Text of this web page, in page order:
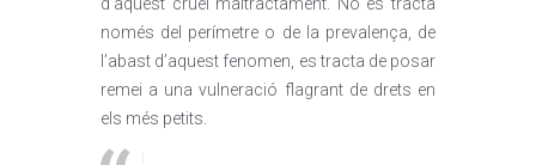
d’aquest cruel maltractament. No es tracta
només del perímetre o de la prevalença, de
l’abast d’aquest fenomen, es tracta de posar
remei a una vulneració flagrant de drets en
els més petits.